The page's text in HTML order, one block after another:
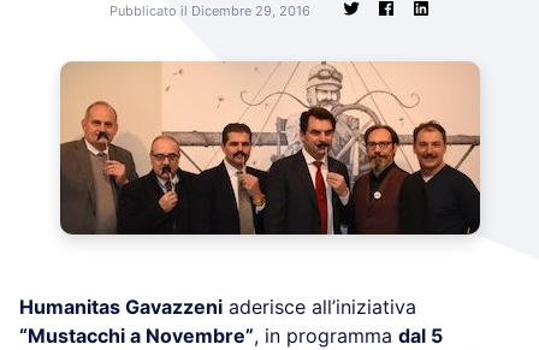
Pubblicato il Dicembre 29, 2016
Humanitas Gavazzeni aderisce all’iniziativa
“Mustacchi a Novembre”, in programma dal 5